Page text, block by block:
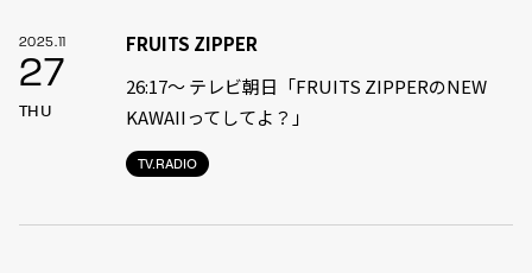
2025.11
27
THU
TV.RADIO
FRUITS ZIPPER
26:17～ テレビ朝日「FRUITS ZIPPERのNEW
KAWAIIってしてよ？」